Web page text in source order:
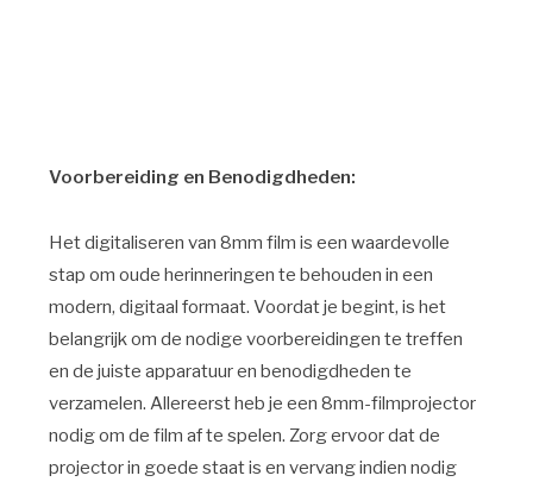
Voorbereiding en Benodigdheden:
Het digitaliseren van 8mm film is een waardevolle
stap om oude herinneringen te behouden in een
modern, digitaal formaat. Voordat je begint, is het
belangrijk om de nodige voorbereidingen te treffen
en de juiste apparatuur en benodigdheden te
verzamelen. Allereerst heb je een 8mm-filmprojector
nodig om de film af te spelen. Zorg ervoor dat de
projector in goede staat is en vervang indien nodig